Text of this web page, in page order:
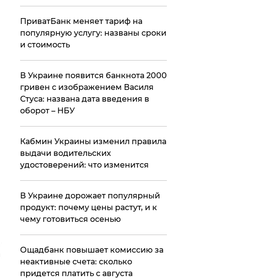
ПриватБанк меняет тариф на
популярную услугу: названы сроки
и стоимость
В Украине появится банкнота 2000
гривен с изображением Василя
Стуса: названа дата введения в
оборот – НБУ
Кабмин Украины изменил правила
выдачи водительских
удостоверений: что изменится
В Украине дорожает популярный
продукт: почему цены растут, и к
чему готовиться осенью
​Ощадбанк повышает комиссию за
неактивные счета: сколько
придется платить с августа